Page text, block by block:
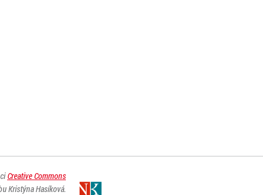
Creative Commons
Kristýna Hasíková.